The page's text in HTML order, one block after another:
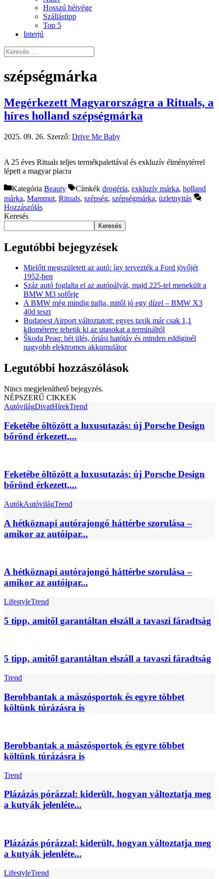
Hosszú hétvége
Szállástipp
Top 5
Interjú
szépségmárka
Megérkezett Magyarországra a Rituals, a
híres holland szépségmárka
2025. 09. 26. Szerző: Drive Me Baby
A 25 éves Rituals teljes termékpalettával és exkluzív élménytérrel
lépett a magyar piacra
Kategória Beauty Címkék drogéria, exkluzív márka, holland
márka, Mammut, Rituals, szépség, szépségmárka, üzletnyitás
Hozzászólás
Keresés
Keresés
Legutóbbi bejegyzések
Mielőtt megszületett az autó: így tervezték a Ford jövőjét
1952-ben
Száz autó foglalta el az autópályát, majd 225-tel menekült a
BMW M3 sofőrje
A BMW még mindig tudja, mitől jó egy dízel – BMW X3
40d teszt
Budapest Airport változtatott: egyes taxik már csak 1,1
kilométerre tehetik ki az utasokat a termináltól
Škoda Peaq: hét ülés, óriási hatótáv és minden eddiginél
nagyobb elektromos akkumulátor
Legutóbbi hozzászólások
Nincs megjeleníthető bejegyzés.
NÉPSZERŰ CIKKEK
AutóvilágDivatHírekTrend
Feketébe öltözött a luxusutazás: új Porsche Design
bőrönd érkezett,...
Feketébe öltözött a luxusutazás: új Porsche Design
bőrönd érkezett,...
AutókAutóvilágTrend
A hétköznapi autórajongó háttérbe szorulása –
amikor az autóipar...
A hétköznapi autórajongó háttérbe szorulása –
amikor az autóipar...
LifestyleTrend
5 tipp, amitől garantáltan elszáll a tavaszi fáradtság
5 tipp, amitől garantáltan elszáll a tavaszi fáradtság
Trend
Berobbantak a mászósportok és egyre többet
költünk túrázásra is
Berobbantak a mászósportok és egyre többet
költünk túrázásra is
Trend
Plázázás pórázzal: kiderült, hogyan változtatja meg
a kutyák jelenléte...
Plázázás pórázzal: kiderült, hogyan változtatja meg
a kutyák jelenléte...
LifestyleTrend